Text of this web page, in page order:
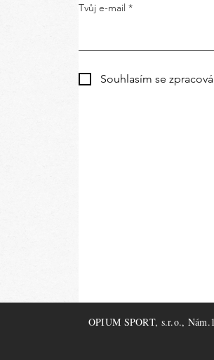
Tvůj e-mail
Souhlasím se
OPIUM SPORT, s.r.o.,